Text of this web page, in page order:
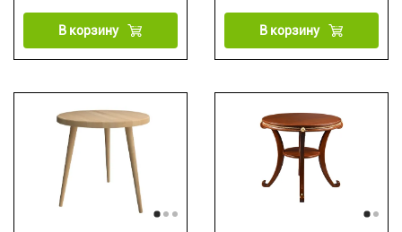
В корзину В корзину